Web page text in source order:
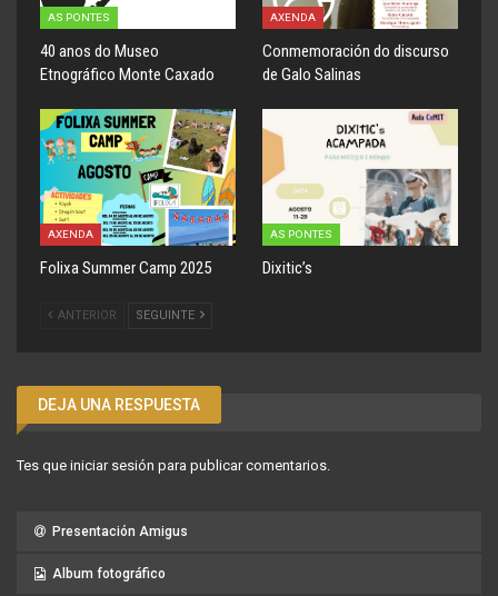
AS PONTES
40 anos do Museo
Etnográfico Monte Caxado
AXENDA
Conmemoración do discurso
de Galo Salinas
AXENDA
Folixa Summer Camp 2025
AS PONTES
Dixitic’s
ANTERIOR SEGUINTE
DEJA UNA RESPUESTA
Tes que iniciar sesión para publicar comentarios.
Presentación Amigus
Album fotográfico